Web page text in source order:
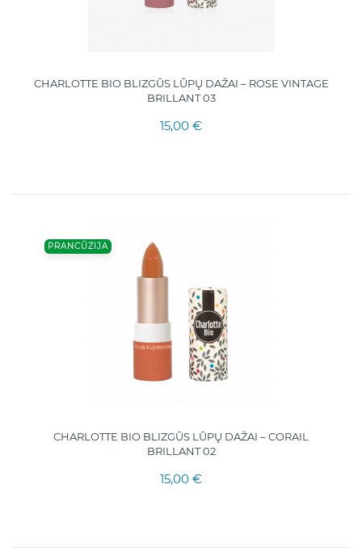
CHARLOTTE BIO BLIZGŪS LŪPŲ DAŽAI – ROSE VINTAGE
BRILLANT 03
15,00 €
PRANCŪZIJA
CHARLOTTE BIO BLIZGŪS LŪPŲ DAŽAI – CORAIL
BRILLANT 02
15,00 €